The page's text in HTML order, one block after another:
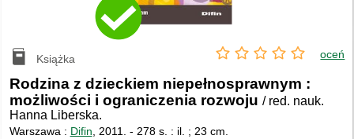
Książka oceń
Rodzina z dzieckiem niepełnosprawnym :
możliwości i ograniczenia rozwoju / red. nauk.
Hanna Liberska.
Warszawa : Difin, 2011. - 278 s. : il. ; 23 cm.